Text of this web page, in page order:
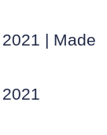
| Made